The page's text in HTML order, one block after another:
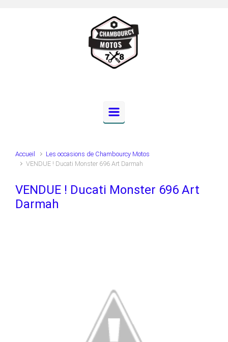
Accueil
Les occasions de Chambourcy Motos
VENDUE ! Ducati Monster 696 Art Darmah
VENDUE ! Ducati Monster 696 Art
Darmah